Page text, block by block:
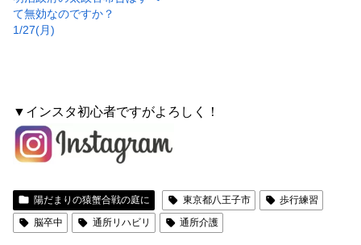
て無効なのですか？
1/27(月)
▼インスタ初心者ですがよろしく！
陽だまりの猿蟹合戦の庭に 東京都八王子市
歩行練習
脳卒中
通所リハビリ 通所介護